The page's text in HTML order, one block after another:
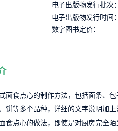
电子出版物发行批次
电子出版物发行时间
数字图书定价：
面食点心的制作方法，包括面条、
饼等多个品种，详细的文字说明加
食点心的做法，即使是对厨房完全